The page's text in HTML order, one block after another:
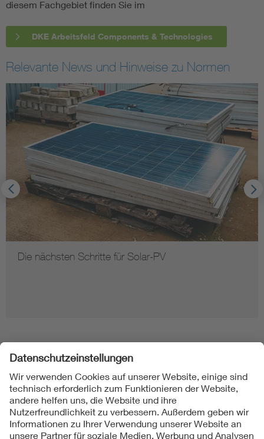
diesem Fachgebiet finden Sie im
DKE Arbeitsfeld Components & Technologies
Relevante News und Hinweise zu Normen
Die nächsten Schritte für Solar-PV
Folgen Sie uns